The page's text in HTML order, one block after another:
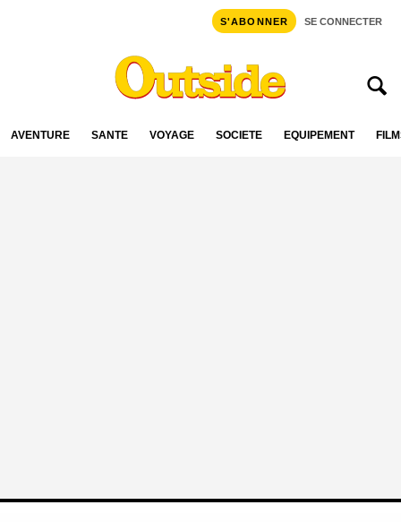
S'ABONNER SE CONNECTER
AVENTURE SANTÉ VOYAGE SOCIÉTÉ ÉQUIPEMENT